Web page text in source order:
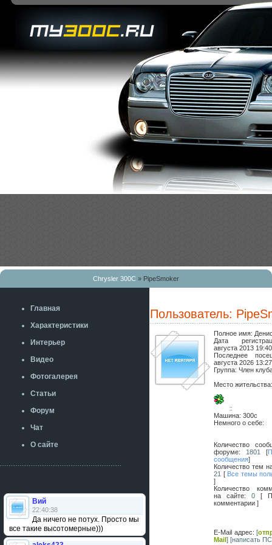
Chrysler 300C » PipeSmoker
Главная
Характеристики
Интерьер
Видео
Фотогалерея
Статьи
Форум
Чат
О сайте
Вий
22:40:38
Да ничего не потух. Просто мы
все такие высотомерные)))
Пользователь:
Полное имя:
Дата
августа 2013 19:40
Последнее
августа 2026 13:27
Группа: Член
Место
:
Машина:300c
Немного о себе:
Количество
форуме: 1801 [
сообщения]
Количество тем
21 [ Все темы
]
Количество
на сайте:0 [
комментарии ]
E-Mail адрес: [
Mail] [написать